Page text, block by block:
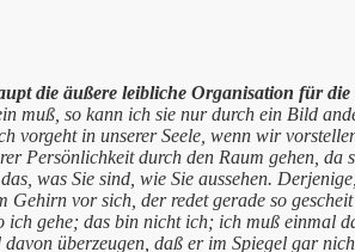
die äußere leibliche Organisation für
muß, so kann ich sie nur durch ein Bild
vorgeht in unserer Seele, wenn wir
Persönlichkeit durch den Raum gehen, da
was Sie sind, wie Sie aussehen.
Gehirn vor sich, der redet gerade so
ich gehe; das bin nicht ich; ich muß einmal
überzeugen, daß er im Spiegel gar